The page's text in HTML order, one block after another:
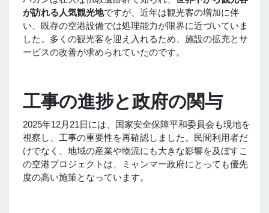
が訪れる人気観光地ですが、近年は観光客の増加に伴
い、既存の空港設備では処理能力が限界に近づいていま
した。多くの観光客を迎え入れるため、施設の拡充とサ
ービスの改善が求められていたのです。
工事の進捗と政府の関与
2025年12月21日には、国家安全保障平和委員会も現地を
視察し、工事の重要性を再確認しました。民間利用者だ
けでなく、地域の産業や物流にも大きな影響を及ぼすこ
の空港プロジェクトは、ミャンマー政府にとっても優先
度の高い施策となっています。